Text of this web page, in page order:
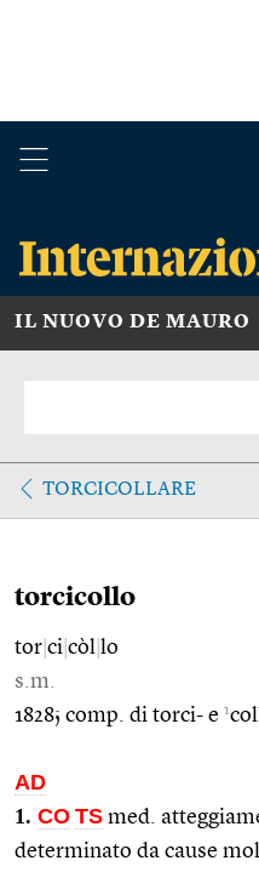
IL NUOVO DE MAURO
TORCICOLLARE
torcicollo
tor ci còl lo
s.m.
1828; comp. di torci- e 1
AD
1. CO TS med.
determinato da cause